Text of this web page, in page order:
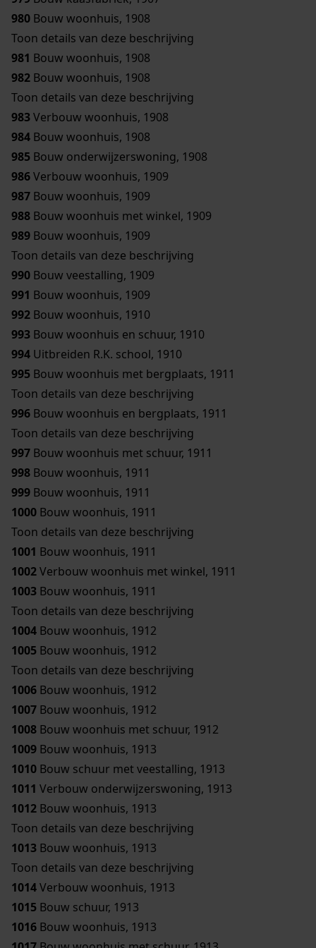
980 Bouw woonhuis, 1908
Toon details van deze beschrijving
981 Bouw woonhuis, 1908
982 Bouw woonhuis, 1908
Toon details van deze beschrijving
983Verbouw woonhuis, 1908
984 Bouw woonhuis, 1908
985 Bouw onderwijzerswoning, 1908
986Verbouw woonhuis, 1909
987 Bouw woonhuis, 1909
988 Bouw woonhuis met winkel, 1909
989 Bouw woonhuis, 1909
Toon details van deze beschrijving
990 Bouw veestalling, 1909
991 Bouw woonhuis, 1909
992 Bouw woonhuis, 1910
993 Bouw woonhuis en schuur, 1910
994 Uitbreiden R.K. school, 1910
995 Bouw woonhuis met bergplaats, 1911
Toon details van deze beschrijving
996 Bouw woonhuis en bergplaats, 1911
Toon details van deze beschrijving
997 Bouw woonhuis met schuur, 1911
998 Bouw woonhuis, 1911
999 Bouw woonhuis, 1911
1000 Bouw woonhuis, 1911
Toon details van deze beschrijving
1001 Bouw woonhuis, 1911
1002Verbouw woonhuis met winkel, 1911
1003 Bouw woonhuis, 1911
Toon details van deze beschrijving
1004 Bouw woonhuis, 1912
1005 Bouw woonhuis, 1912
Toon details van deze beschrijving
1006 Bouw woonhuis, 1912
1007 Bouw woonhuis, 1912
1008 Bouw woonhuis met schuur, 1912
1009 Bouw woonhuis, 1913
1010 Bouw schuur met veestalling, 1913
1011 Verbouw onderwijzerswoning, 1913
1012 Bouw woonhuis, 1913
Toon details van deze beschrijving
1013 Bouw woonhuis, 1913
Toon details van deze beschrijving
1014Verbouw woonhuis, 1913
1015 Bouw schuur, 1913
1016 Bouw woonhuis, 1913